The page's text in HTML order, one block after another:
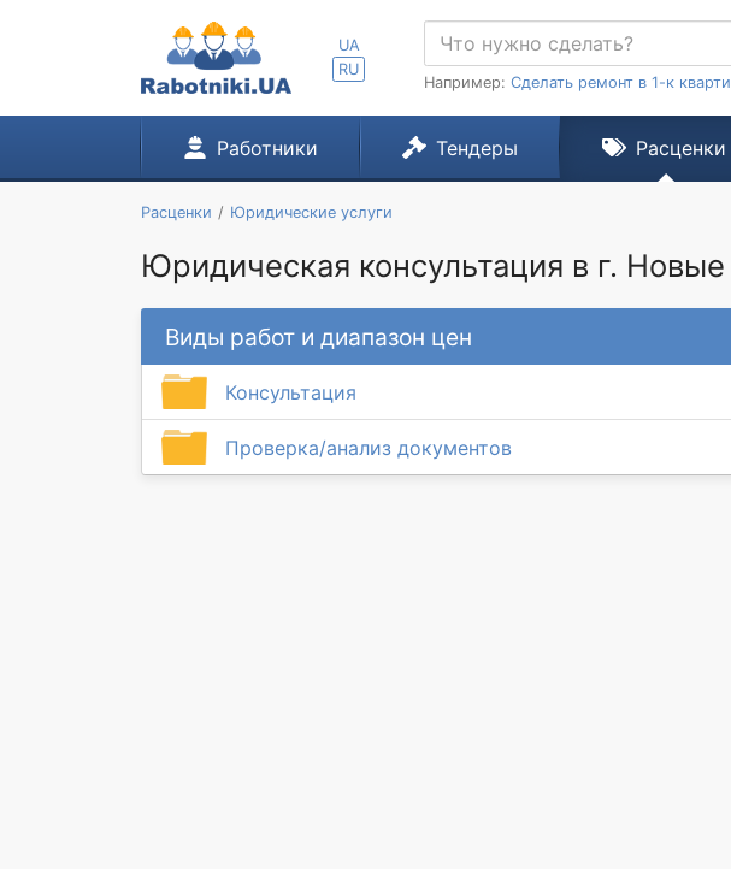
UA
RU
Например: Сделать ремонт в 1-к
Работники Тендеры Расценки
Расценки Юридические услуги
Юридическая консультация в г.
Виды работ и диапазон цен
Консультация
Проверка/анализ документов